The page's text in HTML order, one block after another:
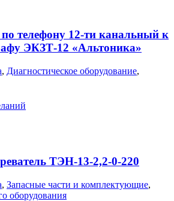
телефону 12-ти канальный к
ЭКЗТ-12 «Альтоника»
, Диагностическое оборудование,
ТЭН-13-2,2-0-220
, Запасные части и комплектующие,
оборудования